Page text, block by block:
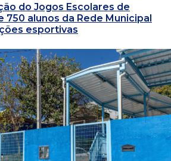
do Jogos Escolares de
750 alunos da Rede Municipal
esportivas